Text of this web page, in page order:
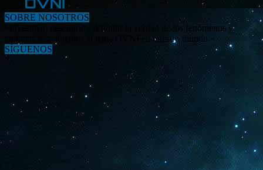
SOBRE NOSOTROS
«Investigar, descubrir y difundir la verdad de los fenómenos y
enigmas relacionados al tema OVNI en nuestro mundo.»
SÍGUENOS